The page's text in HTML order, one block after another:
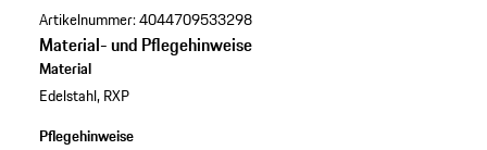
Artikelnummer:4044709533298
Material- und Pflegehinweise
Material
Edelstahl, RXP
Pflegehinweise